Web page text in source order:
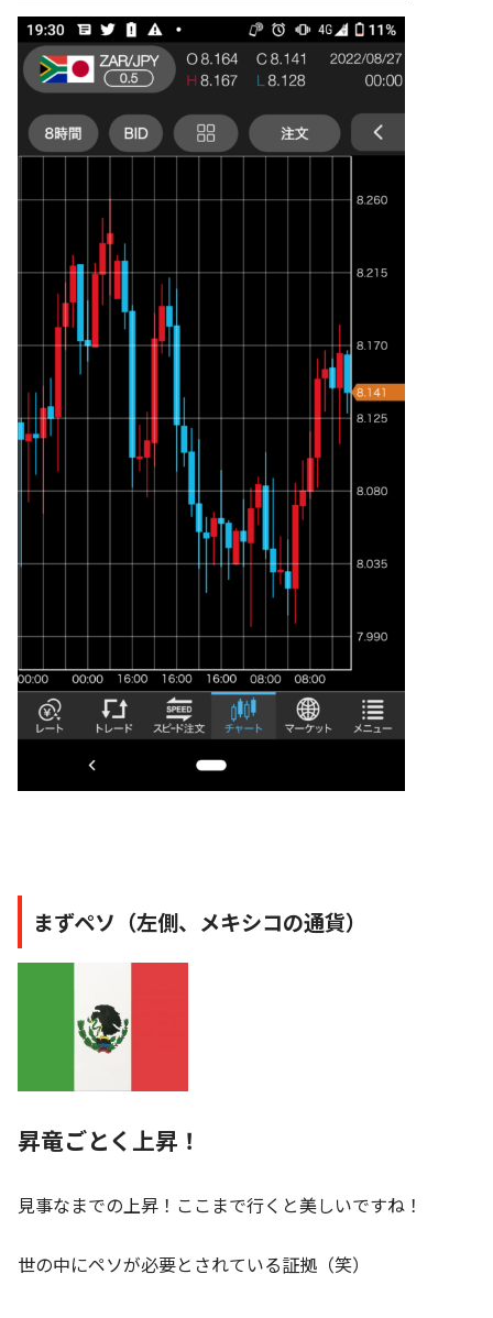
まずペソ（左側、メキシコの通貨）
昇竜ごとく上昇！
見事なまでの上昇！ここまで行くと美しいですね！
世の中にペソが必要とされている証拠（笑）